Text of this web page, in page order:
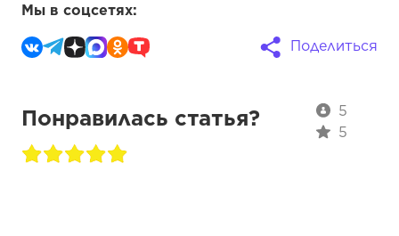
Мы в соцсетях:
Поделиться
Понравилась статья?
5
5